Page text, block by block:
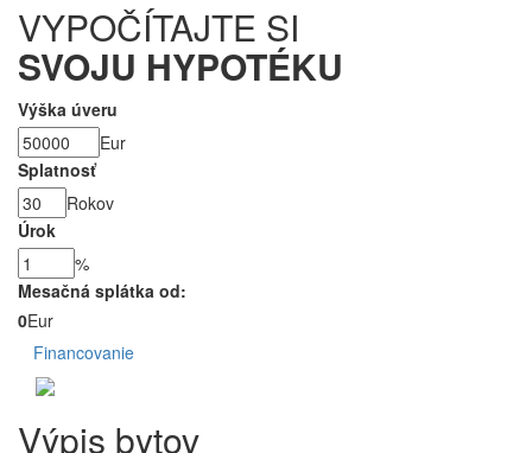
VYPOČÍTAJTE SI
SVOJU HYPOTÉKU
Výška úveru
Eur
Splatnosť
Rokov
Úrok
%
Mesačná splátka od:
0Eur
Financovanie
Výpis bytov